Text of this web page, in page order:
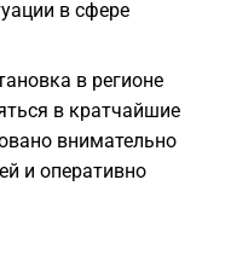
в сфере
в регионе
в кратчайшие
внимательно
и оперативно